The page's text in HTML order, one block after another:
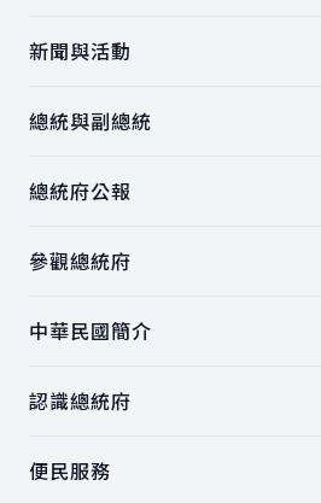
新聞與活動
總統與副總統
總統府公報
參觀總統府
中華民國簡介
認識總統府
便民服務